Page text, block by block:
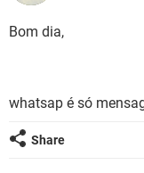
GUIA DE COMPRAS
INSTAGRAM
CELULAR
OUTLOOK
GUIA DE COMPRAS
JOGOS
INSTAGRAM
GUIA DE COMPRAS
Bom dia,
whatsap é só
Share